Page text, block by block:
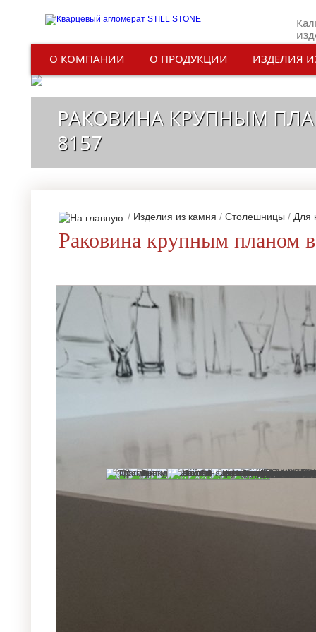
О КОМПАНИИ
О ПРОДУКЦИИ ИЗДЕЛИЯ
РАКОВИНА КРУПНЫМ
8157
/ Изделия из камня / Столешницы / Для
Раковина крупным планом